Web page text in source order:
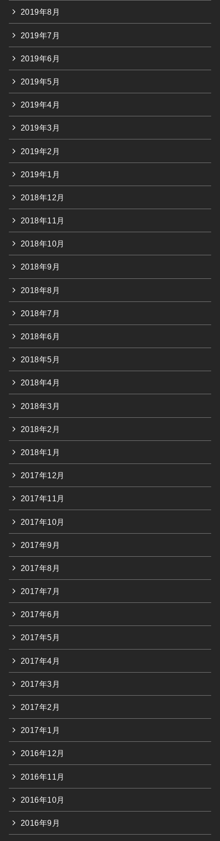
2019年8月
2019年7月
2019年6月
2019年5月
2019年4月
2019年3月
2019年2月
2019年1月
2018年12月
2018年11月
2018年10月
2018年9月
2018年8月
2018年7月
2018年6月
2018年5月
2018年4月
2018年3月
2018年2月
2018年1月
2017年12月
2017年11月
2017年10月
2017年9月
2017年8月
2017年7月
2017年6月
2017年5月
2017年4月
2017年3月
2017年2月
2017年1月
2016年12月
2016年11月
2016年10月
2016年9月